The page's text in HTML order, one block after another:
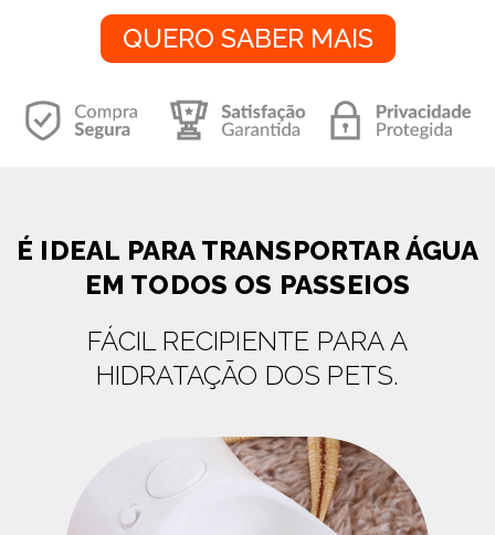
QUERO SABER MAIS
É IDEAL PARA TRANSPORTAR ÁGUA
EM TODOS OS PASSEIOS
FÁCIL RECIPIENTE PARA A
HIDRATAÇÃO DOS PETS.